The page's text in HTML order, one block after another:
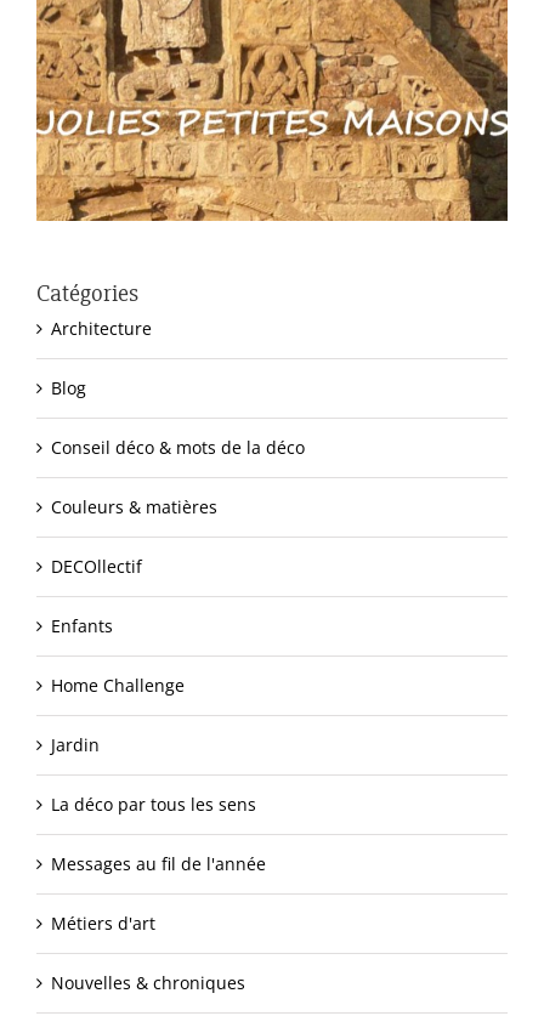
Catégories
Architecture
Blog
Conseil déco & mots de la déco
Couleurs & matières
DECOllectif
Enfants
Home Challenge
Jardin
La déco par tous les sens
Messages au fil de l'année
Métiers d'art
Nouvelles & chroniques